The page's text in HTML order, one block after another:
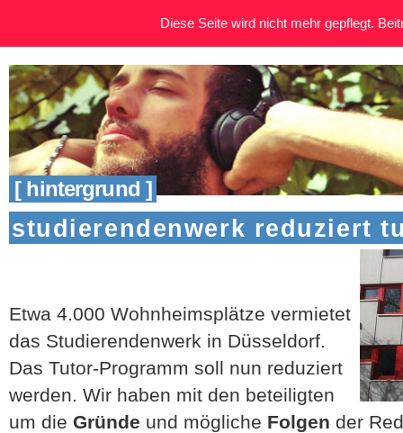
[ hintergrund ]
studierendenwerk reduziert
Etwa 4.000 Wohnheimsplätze vermietet
das Studierendenwerk in Düsseldorf.
Das Tutor-Programm soll nun reduziert
werden. Wir haben mit den beteiligten
um die Gründe und mögliche Folgen der
Diese Seite wird nicht mehr gepflegt.